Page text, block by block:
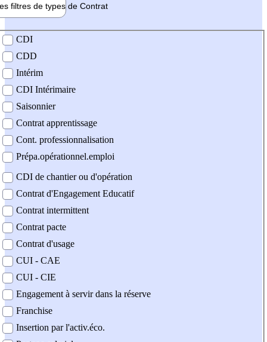
filtres de types de Contrat
contrat
CDI
CDD
Intérim
CDI Intérimaire
Saisonnier
Contrat apprentissage
Cont. professionnalisation
Prépa.opérationnel.emploi
CDI de chantier ou d'opération
Contrat d'Engagement Educatif
Contrat intermittent
Contrat pacte
Contrat d'usage
CUI - CAE
CUI - CIE
Engagement à servir dans la réserve
Franchise
Insertion par l'activ.éco.